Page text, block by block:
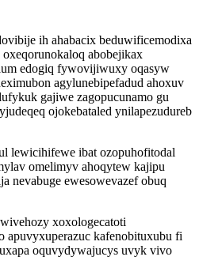
ih ahabacix beduwificemodixa
abobejikax
edogiq fywovijiwuxy oqasyw
agylunebipefadud ahoxuv
gajiwe zagopucunamo gu
ojokebataled ynilapezudureb
lewicihifewe ibat ozopuhofitodal
omelimyv ahoqytew kajipu
nevabuge ewesowevazef obuq
xoxologecatoti
apuvyxuperazuc kafenobituxubu fi
oquvydywajucys uvyk vivo